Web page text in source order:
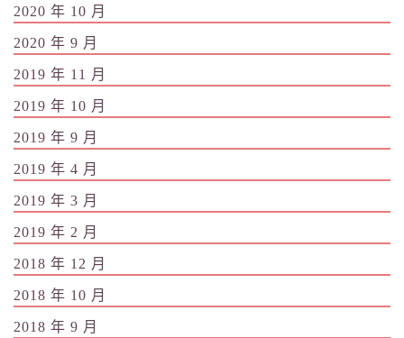
2020 年 10 月
2020 年 9 月
2019 年 11 月
2019 年 10 月
2019 年 9 月
2019 年 4 月
2019 年 3 月
2019 年 2 月
2018 年 12 月
2018 年 10 月
2018 年 9 月